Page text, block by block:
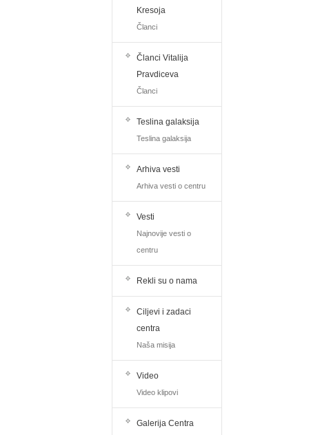
Kresoja
Članci
Članci Vitalija
Pravdiceva
Članci
Teslina galaksija
Teslina galaksija
Arhiva vesti
Arhiva vesti o centru
Vesti
Najnovije vesti o
centru
Rekli su o nama
Ciljevi i zadaci
centra
Naša misija
Video
Video klipovi
Galerija Centra